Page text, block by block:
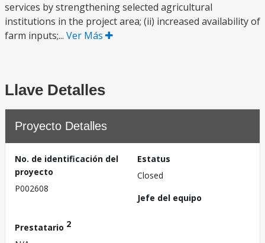
services by strengthening selected agricultural
institutions in the project area; (ii) increased availability of
farm inputs;... Ver Más
Llave Detalles
Proyecto Detalles
No. de identificación del
proyecto
P002608
Estatus
Closed
Jefe del equipo
Prestatario 2